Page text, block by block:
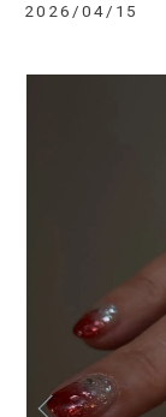
2026/04/15